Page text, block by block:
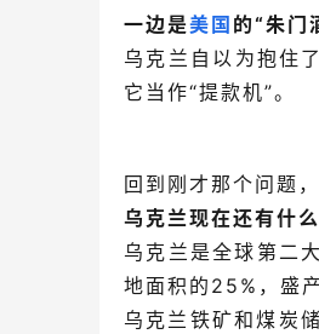
一边是美国 的“朱门
乌克兰自以为抱住了
它当作“提款机”。
回到刚才那个问题
乌克兰现在还有什么
乌克兰是全球第二
地面积的25%，盛
乌克兰铁矿和煤炭